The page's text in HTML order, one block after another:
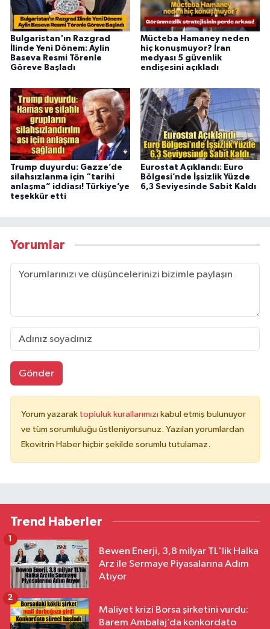
Bulgaristan'ın Razgrad
İlinde Yeni Dönem: Aylin
Baseva Resmi Törenle
Göreve Başladı
Mücteba Hamaney neden
hiç konuşmuyor? İran
medyası 5 güvenlik
endişesini açıkladı
Trump duyurdu: Gazze’de
silahsızlanma için “tarihi
anlaşma” iddiası! Türkiye’ye
teşekkür etti
Eurostat Açıklandı: Euro
Bölgesi’nde İşsizlik Yüzde
6,3 Seviyesinde Sabit Kaldı
Yorumlar
Gönder
Yorum yazarak topluluk kurallarımızı kabul etmiş bulunuyor
ve tüm sorumluluğu üstleniyorsunuz. Yazılan yorumlardan
Ekovitrin Haber hiçbir şekilde sorumlu tutulamaz.
Trend Haberler
Bewen Enerji, 3,8 milyar TL'lik Halka
Arz ile Sermaye Piyasalarına Adım
Atıyor
1
Maliyet krizi Borsa şirketini vurdu:
Barem Ambalaj’da konkordato
2